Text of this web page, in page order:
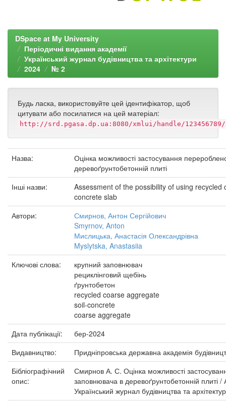
DSpace at My University
Періодичні видання академії
Український журнал будівництва та архітектури
2024
№ 2
Будь ласка, використовуйте цей ідентифікатор, щоб
цитувати або посилатися на цей матеріал:
http://srd.pgasa.dp.ua:8080/xmlui/handle/123456789/
Назва:
Оцінка можливості застосування
деревоґрунтобетонній плиті
Інші назви:
Assessment of the possibility of using
concrete slab
Автори:
Смирнов, Антон Сергійович
Smyrnov, Anton
Мислицька, Анастасія Олександрівна
Myslytska, Anastasiia
Ключові слова:
крупний заповнювач
рециклінговий щебінь
ґрунтобетон
recycled coarse aggregate
soil-concrete
coarse aggregate
Дата публікації:
бер-2024
Видавництво:
Придніпровська державна академія
Бібліографічний
опис:
Смирнов А. С. Оцінка можливості
заповнювача в деревоґрунтобетонній
Український журнал будівництва та